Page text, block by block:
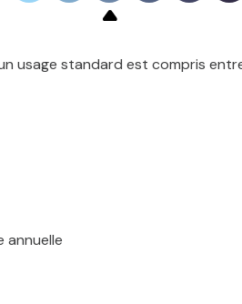
au RCAS de Valenciennes
sont disponibles sur le site
standard est compris
annuelle